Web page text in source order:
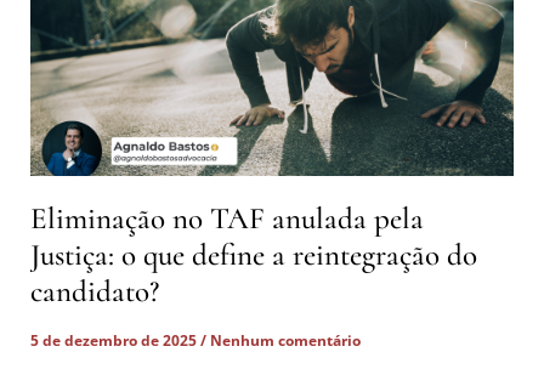
Eliminação no TAF anulada pela
Justiça: o que define a reintegração do
candidato?
5 de dezembro de 2025
Nenhum comentário